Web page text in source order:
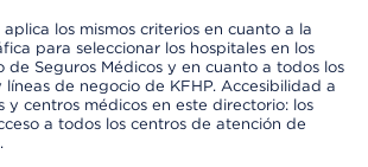
los mismos criterios en cuanto a la
para seleccionar los hospitales en los
de Seguros Médicos y en cuanto a todos los
de negocio de KFHP. Accesibilidad a
y centros médicos en este directorio: los
a todos los centros de atención de